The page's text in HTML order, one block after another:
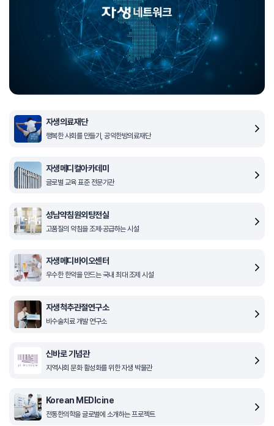
자생의료재단
행복한 사회를 만들기, 공익한방의료재단
자생메디컬아카데미
글로벌 교육 표준 전문기관
성남약침원외탕전실
고품질의 약침을 조제·공급하는 시설
자생메디바이오센터
우수한 한약을 만드는 국내 최대 조제 시설
자생척추관절연구소
비수술치료 개발 연구소
신바로 기념관
지역사회 문화 활성화를 위한 자생 박물관
Korean MEDIcine
전통한의학을 글로벌에 소개하는 프로젝트